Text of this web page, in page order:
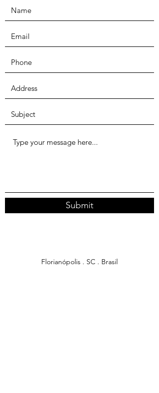
Submit
Florianópolis . SC . Brasil